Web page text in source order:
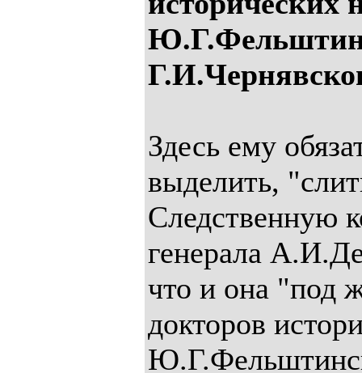
Здесь ему
выделить,
генерала
что и она "под
докторов